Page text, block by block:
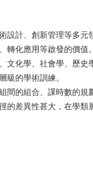
設計、創新管理等多元
轉化應用等啟發的價值。
文化學、社會學、歷史
級的學術訓練。
間的組合、課時數的規
的差異性甚大，在學類